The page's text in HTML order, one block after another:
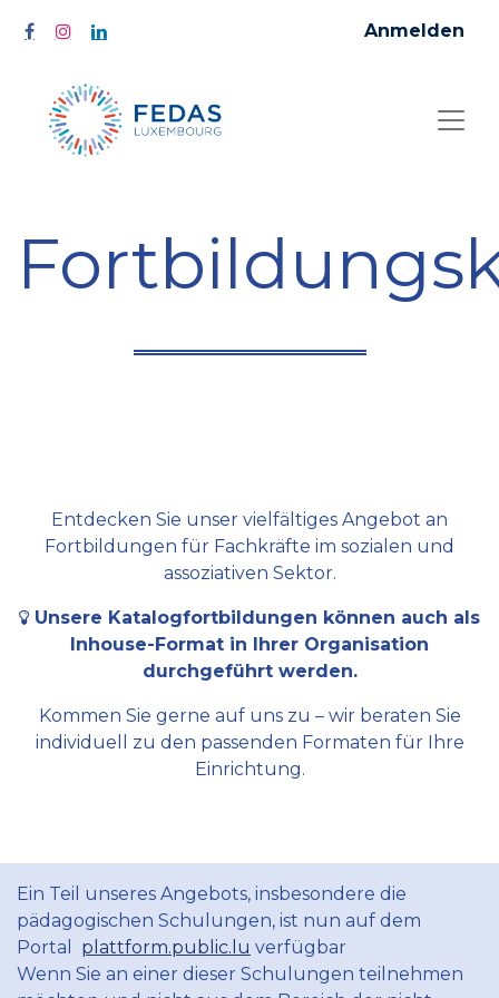
Anmelden
Entdecken Sie unser vielfältiges Angebot an
Fortbildungen für Fachkräfte im sozialen und
assoziativen Sektor.
Unsere Katalogfortbildungen können auch als
Inhouse-Format in Ihrer Organisation
durchgeführt werden.
Kommen Sie gerne auf uns zu – wir beraten Sie
individuell zu den passenden Formaten für Ihre
Einrichtung.
Ein Teil unseres Angebots, insbesondere die
pädagogischen Schulungen, ist nun auf dem
Portal plattform.public.lu verfügbar
Wenn Sie an einer dieser Schulungen teilnehmen